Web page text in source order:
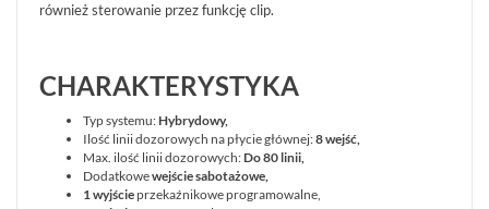
(86)
POKAŻ
WSZYSTKO
również sterowanie przez funkcję clip.
CHARAKTERYSTYKA
Typ systemu:Hybrydowy,
Ilość linii dozorowych na płycie głównej:8 wejść,
Max. ilość linii dozorowych:Do 80 linii,
Dodatkowewejście sabotażowe,
1 wyjścieprzekaźnikowe programowalne,